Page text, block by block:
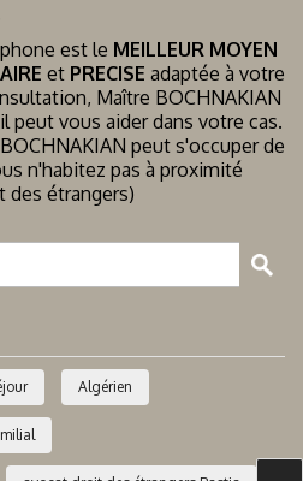
est le MEILLEUR MOYEN
et PRECISE adaptée à votre
Maître BOCHNAKIAN
peut vous aider dans votre cas.
peut s'occuper de
n'habitez pas à proximité
des étrangers)
Algérien